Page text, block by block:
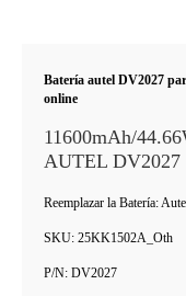
Batería autel DV2027
online
11600mAh/
AUTEL DV2027
Reemplazar la Batería:
SKU: 25KK1502A_Oth
P/N: DV2027